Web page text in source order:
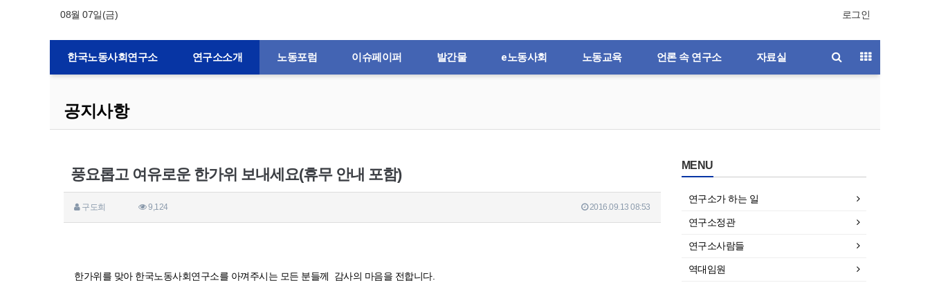
08월 07일(금) 로그인
한국노동사회연구소 연구소소개 노동포럼 이슈페이퍼 발간물 e노동사회 노동교육 언론 속 연구소 자료실
공지사항
풍요롭고 여유로운 한가위 보내세요(휴무 안내 포함)
구도희 9,124 2016.09.13 08:53
한가위를 맞아 한국노동사회연구소를 아껴주시는 모든 분들께 감사의 마음을 전합니다.
MENU
연구소가 하는 일
연구소정관
연구소사람들
역대임원